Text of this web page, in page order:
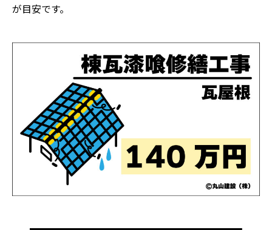
が目安です。